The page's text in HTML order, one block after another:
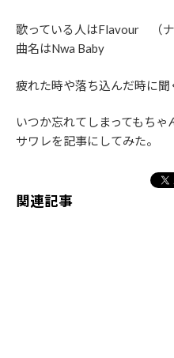
歌っている人はFlavour （ナ
曲名はNwa Baby
疲れた時や落ち込んだ時に聞
いつか忘れてしまってもち
サワレを記事にしてみた。
関連記事